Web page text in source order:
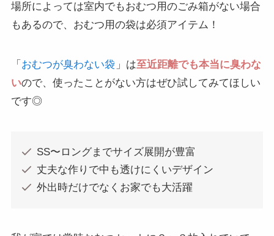
場所によっては室内でもおむつ用のごみ箱がない場合
もあるので、おむつ用の袋は必須アイテム！
「 おむつが臭わない袋 」は至近距離でも本当に臭わな
いので、使ったことがない方はぜひ試してみてほしい
です◎
SS〜ロングまでサイズ展開が豊富
丈夫な作りで中も透けにくいデザイン
外出時だけでなくお家でも大活躍